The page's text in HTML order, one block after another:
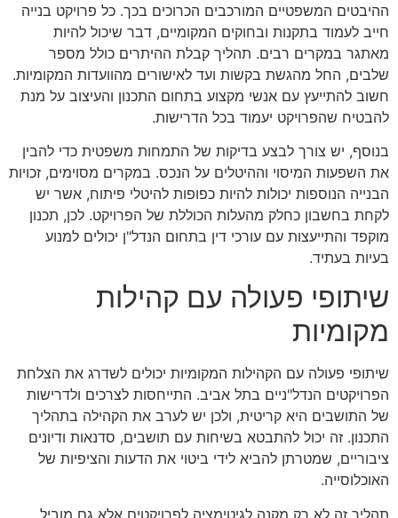
ההיבטים המשפטיים המורכבים הכרוכים בכך. כל פרויקט בנייה
חייב לעמוד בתקנות ובחוקים המקומיים, דבר שיכול להיות
מאתגר במקרים רבים. תהליך קבלת ההיתרים כולל מספר
שלבים, החל מהגשת בקשות ועד לאישורים מהוועדות המקומיות.
חשוב להתייעץ עם אנשי מקצוע בתחום התכנון והעיצוב על מנת
להבטיח שהפרויקט יעמוד בכל הדרישות.
בנוסף, יש צורך לבצע בדיקות של התמחות משפטית כדי להבין
את השפעות המיסוי וההיטלים על הנכס. במקרים מסוימים, זכויות
הבנייה הנוספות יכולות להיות כפופות להיטלי פיתוח, אשר יש
לקחת בחשבון כחלק מהעלות הכוללת של הפרויקט. לכן, תכנון
מוקפד והתייעצות עם עורכי דין בתחום הנדל"ן יכולים למנוע
בעיות בעתיד.
שיתופי פעולה עם קהילות
מקומיות
שיתופי פעולה עם הקהילות המקומיות יכולים לשדרג את הצלחת
הפרויקטים הנדל"ניים בתל אביב. התייחסות לצרכים ולדרישות
של התושבים היא קריטית, ולכן יש לערב את הקהילה בתהליך
התכנון. זה יכול להתבטא בשיחות עם תושבים, סדנאות ודיונים
ציבוריים, שמטרתן להביא לידי ביטוי את הדעות והציפיות של
האוכלוסייה.
תהליך זה לא רק מקנה לגיטימציה לפרויקטים אלא גם מוביל